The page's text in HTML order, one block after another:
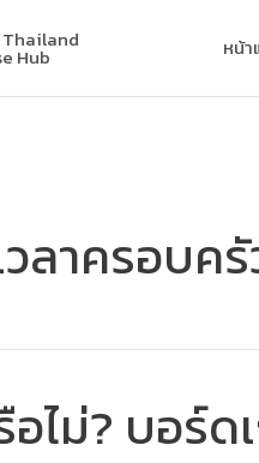
หน้า
วลาครอบค
อไม่? บอร์